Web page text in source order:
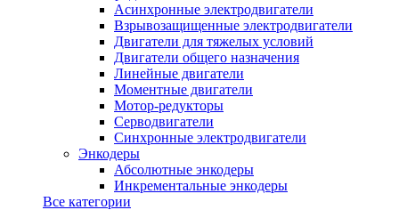
Асинхронные электродвигатели
Взрывозащищенные электродвигатели
Двигатели для тяжелых условий
Двигатели общего назначения
Линейные двигатели
Моментные двигатели
Мотор-редукторы
Серводвигатели
Синхронные электродвигатели
Энкодеры
Абсолютные энкодеры
Инкрементальные энкодеры
Все категории